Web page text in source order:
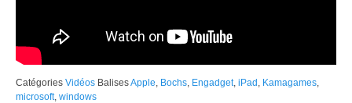
Catégories Vidéos BalisesApple, Bochs, Engadget, iPad , Kamagames,
microsoft, windows